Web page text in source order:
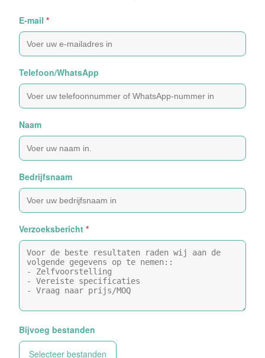
E-mail *
Telefoon/WhatsApp
Naam
Bedrijfsnaam
Verzoeksbericht *
Bijvoeg bestanden
Selecteer bestanden